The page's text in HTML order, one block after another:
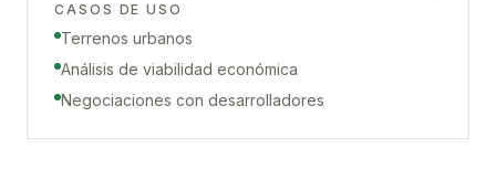
CASOS DE USO
Terrenos urbanos
Análisis de viabilidad económica
Negociaciones con desarrolladores